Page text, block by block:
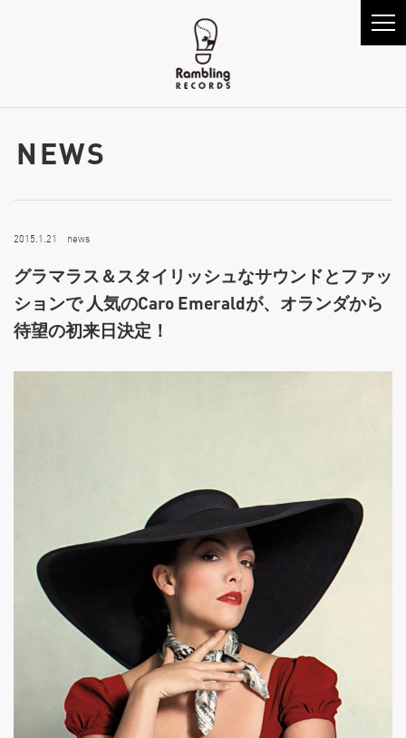
NEWS
2015.1.21 news
グラマラス＆スタイリッシュなサウンドとファッ
ションで 人気のCaro Emeraldが、オランダから
待望の初来日決定！